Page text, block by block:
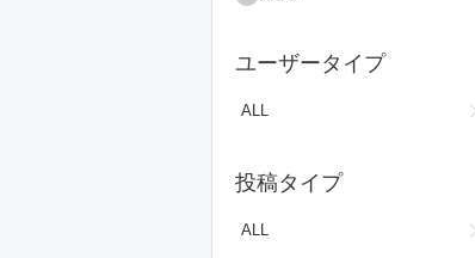
ユーザータイプ
ALL
投稿タイプ
ALL